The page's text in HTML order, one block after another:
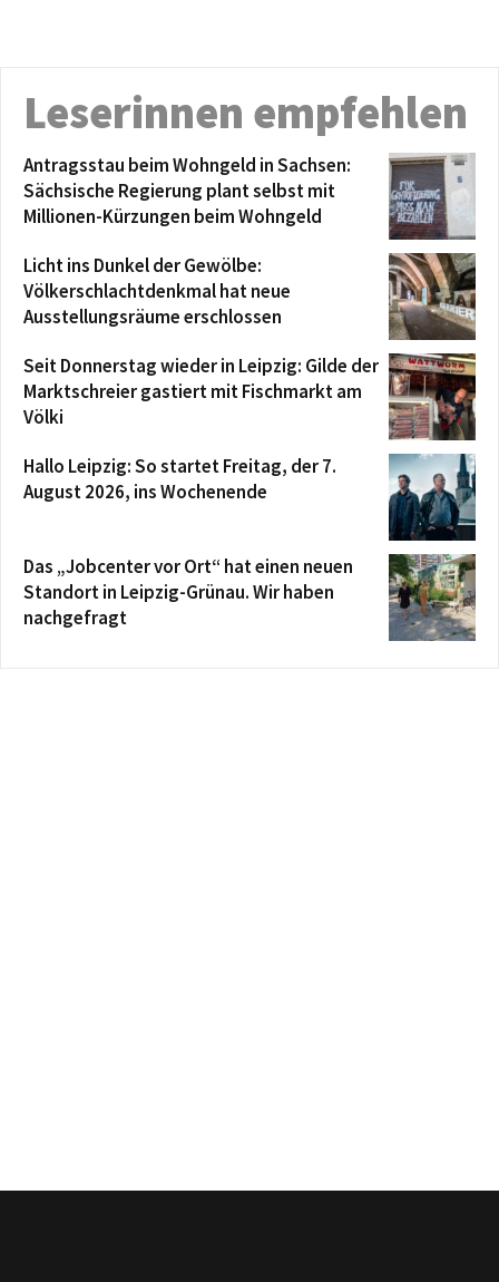
Leserinnen empfehlen
Antragsstau beim Wohngeld in Sachsen:
Sächsische Regierung plant selbst mit
Millionen-Kürzungen beim Wohngeld
Licht ins Dunkel der Gewölbe:
Völkerschlachtdenkmal hat neue
Ausstellungsräume erschlossen
Seit Donnerstag wieder in Leipzig: Gilde der
Marktschreier gastiert mit Fischmarkt am
Völki
Hallo Leipzig: So startet Freitag, der 7.
August 2026, ins Wochenende
Das „Jobcenter vor Ort“ hat einen neuen
Standort in Leipzig-Grünau. Wir haben
nachgefragt